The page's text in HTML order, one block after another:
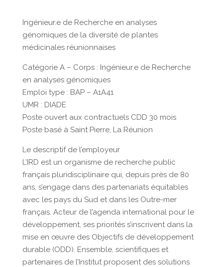
Ingénieur.e de Recherche en analyses
génomiques de la diversité de plantes
médicinales réunionnaises
Catégorie A – Corps : Ingénieur.e de Recherche
en analyses génomiques
Emploi type : BAP – A1A41
UMR : DIADE
Poste ouvert aux contractuels CDD 30 mois
Poste basé à Saint Pierre, La Réunion
Le descriptif de l’employeur
L’IRD est un organisme de recherche public
français pluridisciplinaire qui, depuis près de 80
ans, s’engage dans des partenariats équitables
avec les pays du Sud et dans les Outre-mer
français. Acteur de l’agenda international pour le
développement, ses priorités s’inscrivent dans la
mise en œuvre des Objectifs de développement
durable (ODD). Ensemble, scientifiques et
partenaires de l’Institut proposent des solutions